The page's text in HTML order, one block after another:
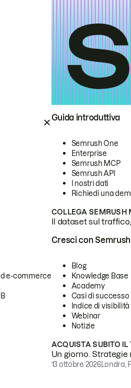
Guida introduttiva
Semrush One
Enterprise
Semrush MCP
Semrush API
I nostri dati
Richiedi una
COLLEGA SEMRUSH
Il dataset sul
e-commerce
Cresci con Semrush
Blog
Knowledge Base
Academy
Casi di successo
Indice di visibilità
Webinar
Notizie
ACQUISTA SUBITO IL
Un giorno.
13 ottobre 2026Londra,